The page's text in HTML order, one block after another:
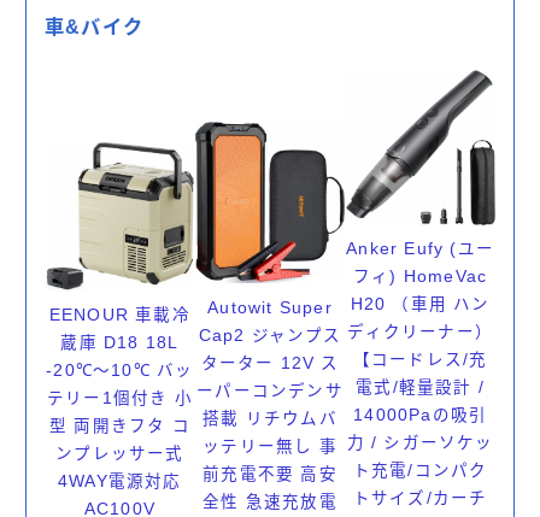
車&バイク
EENOUR 車載冷
蔵庫 D18 18L
-20℃～10℃ バッ
テリー1個付き 小
型 両開きフタ コ
ンプレッサー式
4WAY電源対応
AC100V
Autowit Super
Cap2 ジャンプス
ターター 12V ス
ーパーコンデンサ
搭載 リチウムバ
ッテリー無し 事
前充電不要 高安
全性 急速充放電
Anker Eufy (ユー
フィ) HomeVac
H20 （車用 ハン
ディクリーナー）
【コードレス/充
電式/軽量設計 /
14000Paの吸引
力 / シガーソケッ
ト充電/コンパク
トサイズ/カーチ